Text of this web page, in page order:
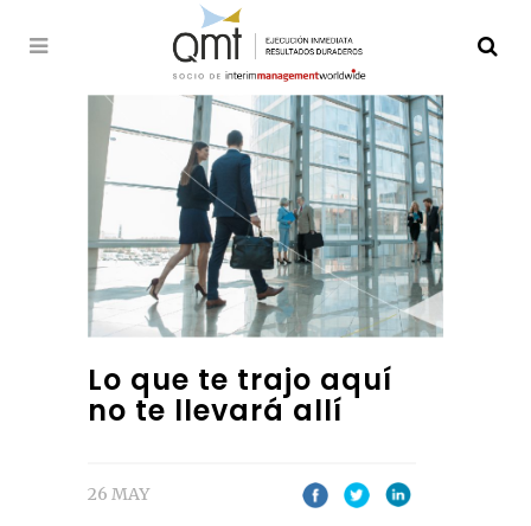
Lo que te trajo aquí
no te llevará allí
26 MAY